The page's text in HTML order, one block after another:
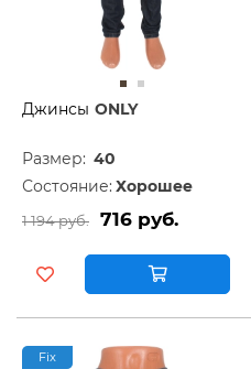
Джинсы ONLY
Размер: 40
Состояние: Хорошее
1 194 руб. 716 руб.
Fix